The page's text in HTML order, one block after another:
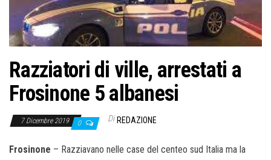
n
e
Razziatori di ville, arrestati a
Frosinone 5 albanesi
7 Dicembre 2019 0 Di REDAZIONE
Frosinone – Razziavano nelle case del centeo sud Italia ma la